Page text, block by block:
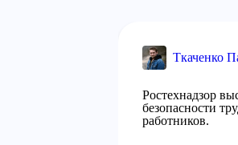
Ткаченко
Ростехнадзор
безопасности
работников.